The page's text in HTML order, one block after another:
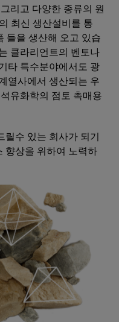
리고 다양한 종류의 원
최신 생산설비를 통
들을 생산해 오고 있습
클라리언트의 벤토나
타 특수분야에서도 광
열사에서 생산되는 우
유화학의 점토 촉매용
릴수 있는 회사가 되기
향상을 위하여 노력하